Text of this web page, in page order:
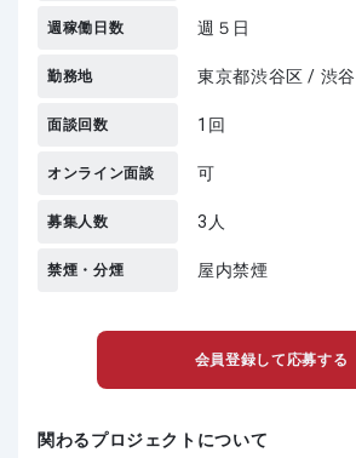
週稼働日数 週５日
勤務地 東京都渋谷区 / 渋谷
面談回数 1回
オンライン面談 可
募集人数 3人
禁煙・分煙 屋内禁煙
会員登録して応募する
関わるプロジェクトについて